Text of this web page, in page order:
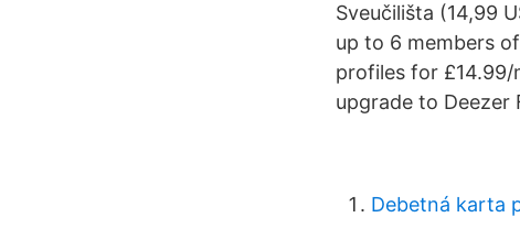
Sveučilišta (14,99
up to 6 members
profiles for £14.99/
upgrade to Deezer
Debetná karta